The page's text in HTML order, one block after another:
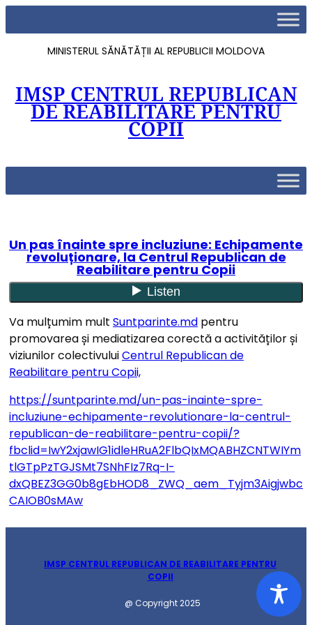
MINISTERUL SĂNĂTĂȚII AL REPUBLICII MOLDOVA
IMSP CENTRUL REPUBLICAN
DE REABILITARE PENTRU
COPII
Un pas înainte spre incluziune: Echipamente
revoluționare, la Centrul Republican de
Reabilitare pentru Copii
Va mulțumim mult Suntparinte.md pentru
promovarea și mediatizarea corectă a activităților și
viziunilor colectivuluiCentrul Republican de
Reabilitare pentru Copii,
https://suntparinte.md/un-pas-inainte-spre-
incluziune-echipamente-revolutionare-la-centrul-
republican-de-reabilitare-pentru-copii/?
fbclid=IwY2xjawIG1idleHRuA2FlbQIxMQABHZCNTWIYm
tlGTpPzTGJSMt7SNhFIz7Rq-I-
dxQBEZ3GG0b8gEbHOD8_ZWQ_aem_Tyjm3Aigjwbc
CAIOB0sMAw
IMSP CENTRUL REPUBLICAN DE REABILITARE PENTRU
COPII
@ Copyright 2025